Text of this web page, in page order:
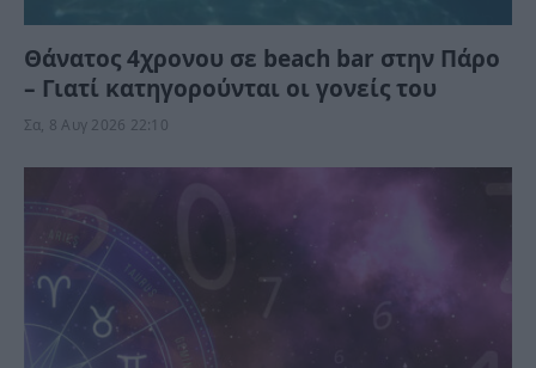
Θάνατος 4χρονου σε beach bar στην Πάρο
– Γιατί κατηγορούνται οι γονείς του
Σα, 8 Αυγ 2026 22:10